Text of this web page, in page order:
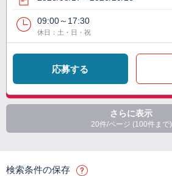
09:00～17:30
休日：土・日・祝
応募する
さらに表示
20件/ページ (100件まで)
検索条件の保存